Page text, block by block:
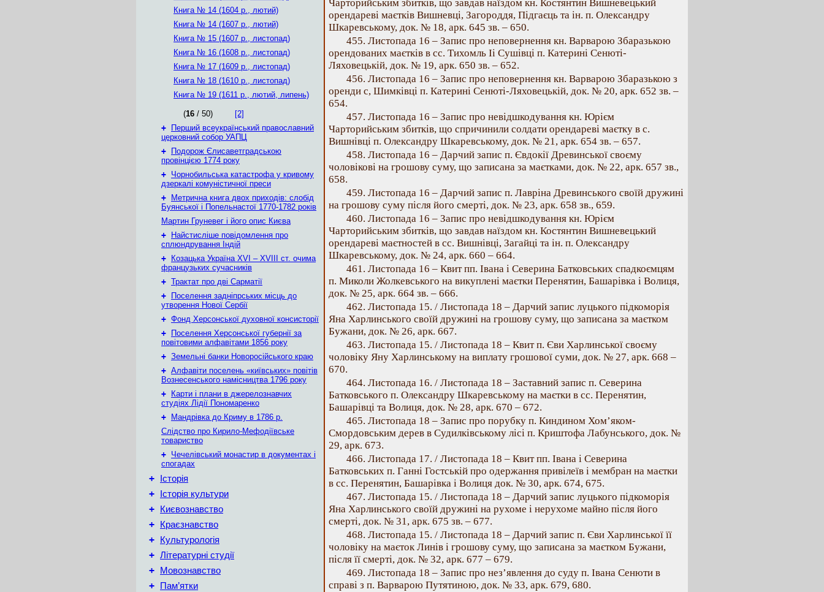
Книга № 14 (1604 р., лютий)
Книга № 14 (1607 р., лютий)
Книга № 15 (1607 р., листопад)
Книга № 16 (1608 р., листопад)
Книга № 17 (1609 р., листопад)
Книга № 18 (1610 р., листопад)
Книга № 19 (1611 р., лютий, липень)
(16 / 50)
[2]
+
Перший всеукраїнський православний
церковний собор УАПЦ
+
Подорож Єлисаветградською
провінцією 1774 року
+ Чорнобильська катастрофа у кривому
дзеркалі комуністичної преси
+
Метрична книга двох приходів: слобід
Буянської і Попельнастої 1770-1782 років
Мартин Груневег і його опис Києва
+
Найстисліше повідомлення про
сплюндрування Індій
+
Козацька Україна ХVІ – ХVІІІ ст. очима
французьких сучасників
+ Трактат про дві Сарматії
+
Поселення задніпрських місць до
утворення Нової Сербії
+ Фонд Херсонської духовної консисторії
+
Поселення Херсонської губернії за
повітовими алфавітами 1856 року
+ Земельні банки Новоросійського краю
+ Алфавіти поселень «київських» повітів
Вознесенського намісництва 1796 року
+
Карти і плани в джерелознавчих
студіях Лідії Пономаренко
+
Мандрівка до Криму в 1786 р.
Слідство про Кирило-Мефодіївське
товариство
+ Чечелівський монастир в документах і
спогадах
+ Історія
+ Історія культури
+ Києвознавство
+ Краєзнавство
+ Культурологія
+ Літературні студії
+ Мовознавство
+ Пам’ятки
Чарторийським збитків, що завдав наїздом кн. Костянтин Вишневецький
орендареві маєтків Вишневці, Загороддя, Підгаєць та ін. п. Олександру
Шкаревському, док. № 18, арк. 645 зв. – 650.
455. Листопада 16 – Запис про неповернення кн. Варварою Збаразькою
орендованих маєтків в сс. Тихомль Ii Сушівці п. Катерині Сенюті-
Ляховецькій, док. № 19, арк. 650 зв. – 652.
456. Листопада 16 – Запис про неповернення кн. Варварою Збаразькою з
оренди с, Шимківці п. Катерині Сенюті-Ляховецькій, док. № 20, арк. 652 зв. –
654.
457. Листопада 16 – Запис про невідшкодування кн. Юрієм
Чарторийським збитків, що спричинили солдати орендареві маєтку в с.
Вишнівці п. Олександру Шкаревському, док. № 21, арк. 654 зв. – 657.
458. Листопада 16 – Дарчий запис п. Євдокії Древинської своєму
чоловікові на грошову суму, що записана за маєтками, док. № 22, арк. 657 зв.,
658.
459. Листопада 16 – Дарчий запис п. Лавріна Древинського своїй дружині
на грошову суму після його смерті, док. № 23, арк. 658 зв., 659.
460. Листопада 16 – Запис про невідшкодування кн. Юрієм
Чарторийським збитків, що завдав наїздом кн. Костянтин Вишневецький
орендареві маєтностей в сс. Вишнівці, Загайці та ін. п. Олександру
Шкаревському, док. № 24, арк. 660 – 664.
461. Листопада 16 – Квит пп. Івана і Северина Батковських спадкоємцям
п. Миколи Жолкевського на викуплені маєтки Перенятин, Башарівка і Волиця,
док. № 25, арк. 664 зв. – 666.
462. Листопада 15. / Листопада 18 – Дарчий запис луцького підкоморія
Яна Харлинського своїй дружині на грошову суму, що записана за маєтком
Бужани, док. № 26, арк. 667.
463. Листопада 15. / Листопада 18 – Квит п. Єви Харлинської своєму
чоловіку Яну Харлинському на виплату грошової суми, док. № 27, арк. 668 –
670.
464. Листопада 16. / Листопада 18 – Заставний запис п. Северина
Батковського п. Олександру Шкаревському на маєтки в сс. Перенятин,
Башарівці та Волиця, док. № 28, арк. 670 – 672.
465. Листопада 18 – Запис про порубку п. Киндином Хом’яком-
Смордовським дерев в Судилківському лісі п. Криштофа Лабунського, док. №
29, арк. 673.
466. Листопада 17. / Листопада 18 – Квит пп. Івана і Северина
Батковських п. Ганні Гостській про одержання привілеїв і мембран на маєтки
в сс. Перенятин, Башарівка і Волиця док. № 30, арк. 674, 675.
467. Листопада 15. / Листопада 18 – Дарчий запис луцького підкоморія
Яна Харлинського своїй дружині на рухоме і нерухоме майно після його
смерті, док. № 31, арк. 675 зв. – 677.
468. Листопада 15. / Листопада 18 – Дарчий запис п. Єви Харлинської її
чоловіку на маєток Линів і грошову суму, що записана за маєтком Бужани,
після її смерті, док. № 32, арк. 677 – 679.
469. Листопада 18 – Запис про нез’явлення до суду п. Івана Сенюти в
справі з п. Варварою Путятиною, док. № 33, арк. 679, 680.